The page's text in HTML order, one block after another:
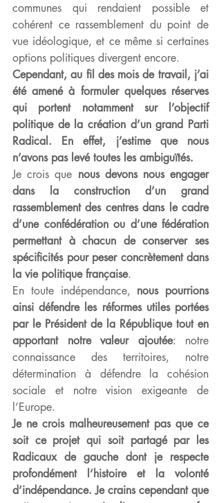
communes qui rendaient possible et
cohérent ce rassemblement du point de
vue idéologique, et ce même si certaines
options politiques divergent encore.
Cependant, au fil des mois de travail, j’ai
été amené à formuler quelques réserves
qui portent notamment sur l’objectif
politique de la création d’un grand Parti
Radical. En effet, j’estime que nous
n’avons pas levé toutes les ambiguïtés.
Je crois que nous devons nous engager
dans la construction d’un grand
rassemblement des centres dans le cadre
d’une confédération ou d’une fédération
permettant à chacun de conserver ses
spécificités pour peser concrètement dans
la vie politique française.
En toute indépendance, nous pourrions
ainsi défendre les réformes utiles portées
par le Président de la République tout en
apportant notre valeur ajoutée: notre
connaissance des territoires, notre
détermination à défendre la cohésion
sociale et notre vision exigeante de
l’Europe.
Je ne crois malheureusement pas que ce
soit ce projet qui soit partagé par les
Radicaux de gauche dont je respecte
profondément l‘histoire et la volonté
d’indépendance. Je crains cependant que